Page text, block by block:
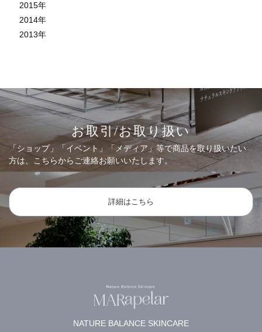
2015年
2014年
2013年
お取引/お取り扱い
「ショップ」「イベント」「メディア」等で商品を取り扱いたい
方は、こちらからご連絡お願いいたします。
詳細はこちら
NATURE BALANCE SKINCARE